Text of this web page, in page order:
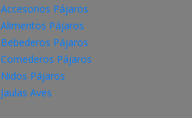
Accesorios Pájaros
Alimentos Pájaros
Bebederos Pájaros
Comederos Pájaros
Nidos Pájaros
Jaulas Aves